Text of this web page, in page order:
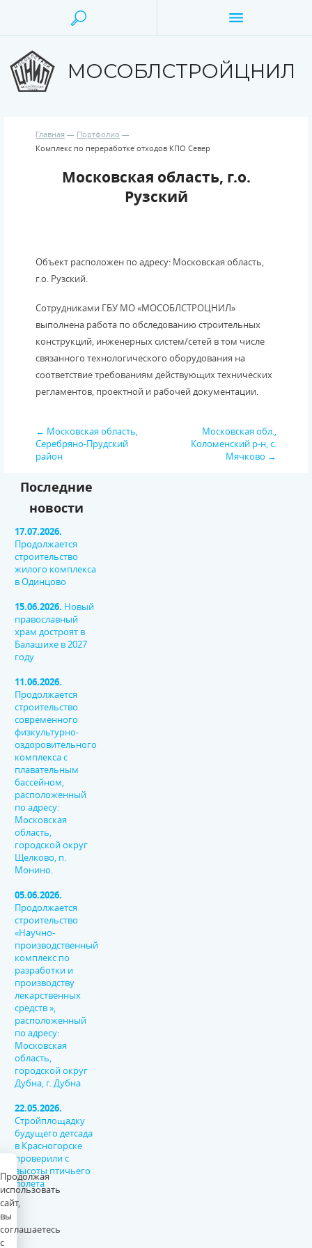
МОСОБЛСТРОЙЦНИЛ
Главная
Портфолио
Комплекс по переработке отходов КПО Север
Московская область, г.о.
Рузский
Объект расположен по адресу: Московская область,
г.о. Рузский.
Сотрудниками ГБУ МО «МОСОБЛСТРОЦНИЛ»
выполнена работа по обследованию строительных
конструкций, инженерных систем/сетей в том числе
связанного технологического оборудования на
соответствие требованиям действующих технических
регламентов, проектной и рабочей документации.
← Московская область,
Серебряно-Прудский
район
Московская обл.,
Коломенский р-н, с.
Мячково →
Последние
новости
17.07.2026.
Продолжается
строительство
жилого комплекса
в Одинцово
15.06.2026. Новый
православный
храм достроят в
Балашихе в 2027
году
11.06.2026.
Продолжается
строительство
современного
физкультурно-
оздоровительного
комплекса с
плавательным
бассейном,
расположенный
по адресу:
Московская
область,
городской округ
Щелково, п.
Монино.
05.06.2026.
Продолжается
строительство
«Научно-
производственный
комплекс по
разработки и
производству
лекарственных
средств »,
расположенный
по адресу:
Московская
область,
городской округ
Дубна, г. Дубна
22.05.2026.
Стройплощадку
будущего детсада
в Красногорске
проверили с
высоты птичьего
полета
Продолжая
использовать
сайт,
вы
соглашаетесь
с